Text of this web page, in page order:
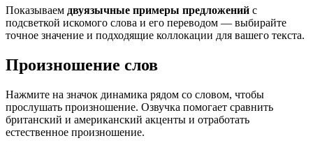
Показываем двуязычные примеры предложений с
подсветкой искомого слова и его переводом — выбирайте
точное значение и подходящие коллокации для вашего текста.
Произношение слов
Нажмите на значок динамика рядом со словом, чтобы
прослушать произношение. Озвучка помогает сравнить
британский и американский акценты и отработать
естественное произношение.